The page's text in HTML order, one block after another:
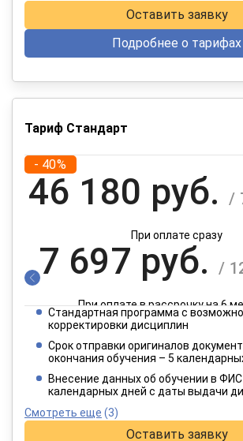
Оставить заявку
Подробнее о тарифах
Тариф Стандарт
- 40%
46 180 руб. /
При оплате сразу
7 697 руб. /
При оплате в рассрочку на 6
3 849 руб.
При оплате в рассрочку на 12
Стандартная программа с
корректировки дисциплин
Срок отправки оригиналов
окончания обучения – 5
Внесение данных об обучении в
календарных дней с даты выдачи
Смотреть еще (3)
Оставить заявку